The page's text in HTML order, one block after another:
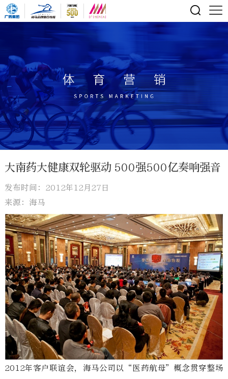
大南药大健康双轮驱动 500强500亿奏响强音
发布时间：2012年12月27日
来源：海马
2012年客户联谊会，海马公司以“医药航母”概念贯穿整场